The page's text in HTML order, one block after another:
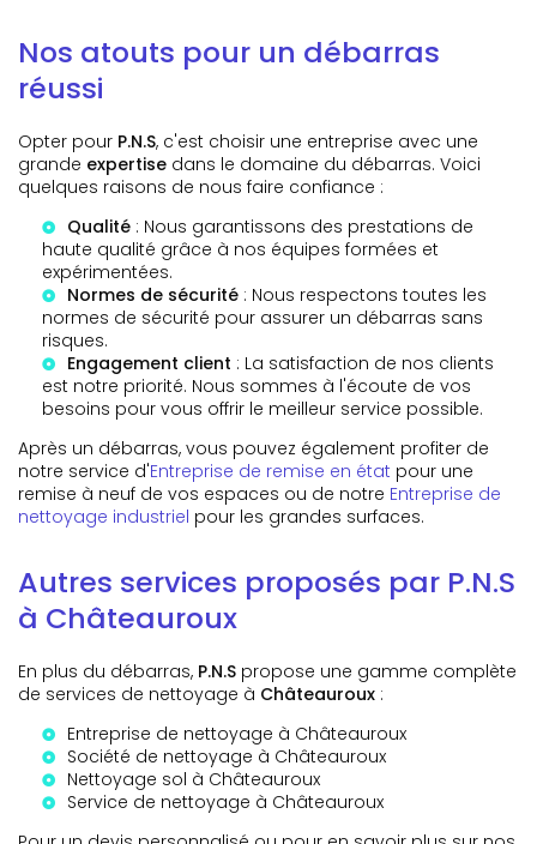
Nos atouts pour un débarras
réussi
Opter pour P.N.S, c'est choisir une entreprise avec une
grande expertise dans le domaine du débarras. Voici
quelques raisons de nous faire confiance :
Qualité : Nous garantissons des prestations de
haute qualité grâce à nos équipes formées et
expérimentées.
Normes de sécurité : Nous respectons toutes les
normes de sécurité pour assurer un débarras sans
risques.
Engagement client : La satisfaction de nos clients
est notre priorité. Nous sommes à l'écoute de vos
besoins pour vous offrir le meilleur service possible.
Après un débarras, vous pouvez également profiter de
notre service d'Entreprise de remise en état pour une
remise à neuf de vos espaces ou de notre Entreprise de
nettoyage industriel pour les grandes surfaces.
Autres services proposés par P.N.S
à Châteauroux
En plus du débarras, P.N.S propose une gamme complète
de services de nettoyage à Châteauroux :
Entreprise de nettoyage à Châteauroux
Société de nettoyage à Châteauroux
Nettoyage sol à Châteauroux
Service de nettoyage à Châteauroux